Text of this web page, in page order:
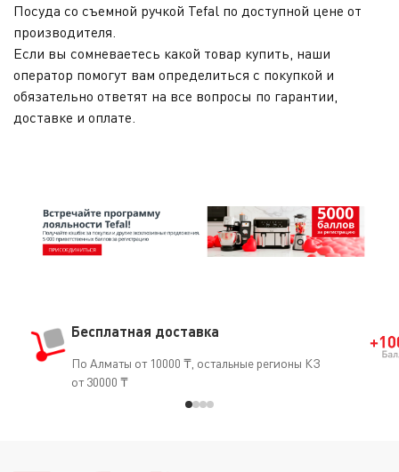
Посуда со съемной ручкой Tefal по доступной цене от
производителя.
Если вы сомневаетесь какой товар купить, наши
оператор помогут вам определиться с покупкой и
обязательно ответят на все вопросы по гарантии,
доставке и оплате.
Бесплатная доставка
По Алматы от 10000 ₸, остальные регионы КЗ
от 30000 ₸